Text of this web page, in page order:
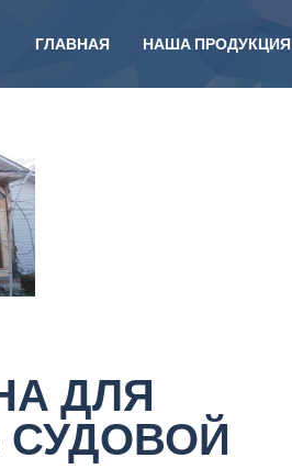
ГЛАВНАЯ НАША ПРОДУКЦИЯ
ДЛЯ